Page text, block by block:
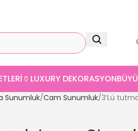
🏺LUXURY DEKORASYON
Sunumluk Cam Sunumluk 3’Lü